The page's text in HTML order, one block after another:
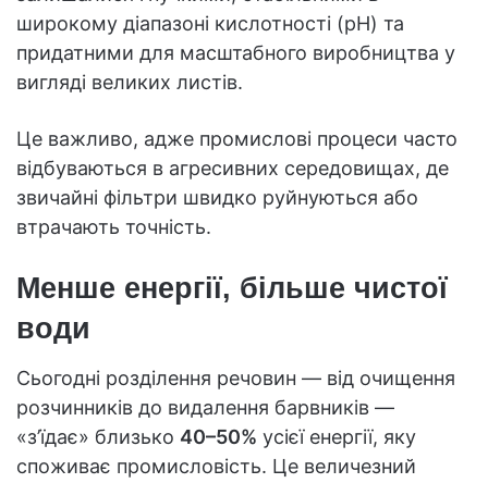
широкому діапазоні кислотності (pH) та
придатними для масштабного виробництва у
вигляді великих листів.
Це важливо, адже промислові процеси часто
відбуваються в агресивних середовищах, де
звичайні фільтри швидко руйнуються або
втрачають точність.
Менше енергії, більше чистої
води
Сьогодні розділення речовин — від очищення
розчинників до видалення барвників —
«з’їдає» близько 40–50% усієї енергії, яку
споживає промисловість. Це величезний